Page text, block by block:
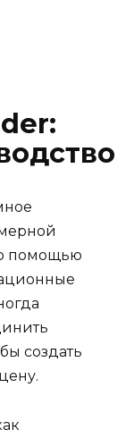
помощью
создать